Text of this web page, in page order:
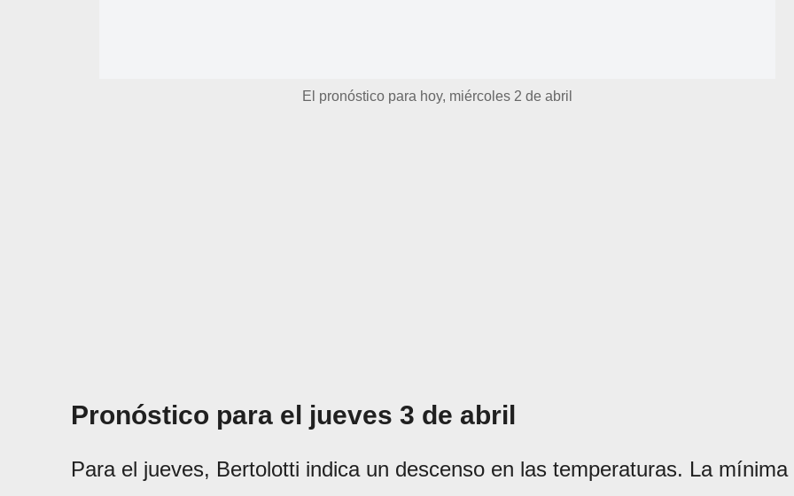
El pronóstico para hoy, miércoles 2 de abril
Pronóstico para el jueves 3 de abril
Para el jueves, Bertolotti indica un descenso en las temperaturas. La mínima